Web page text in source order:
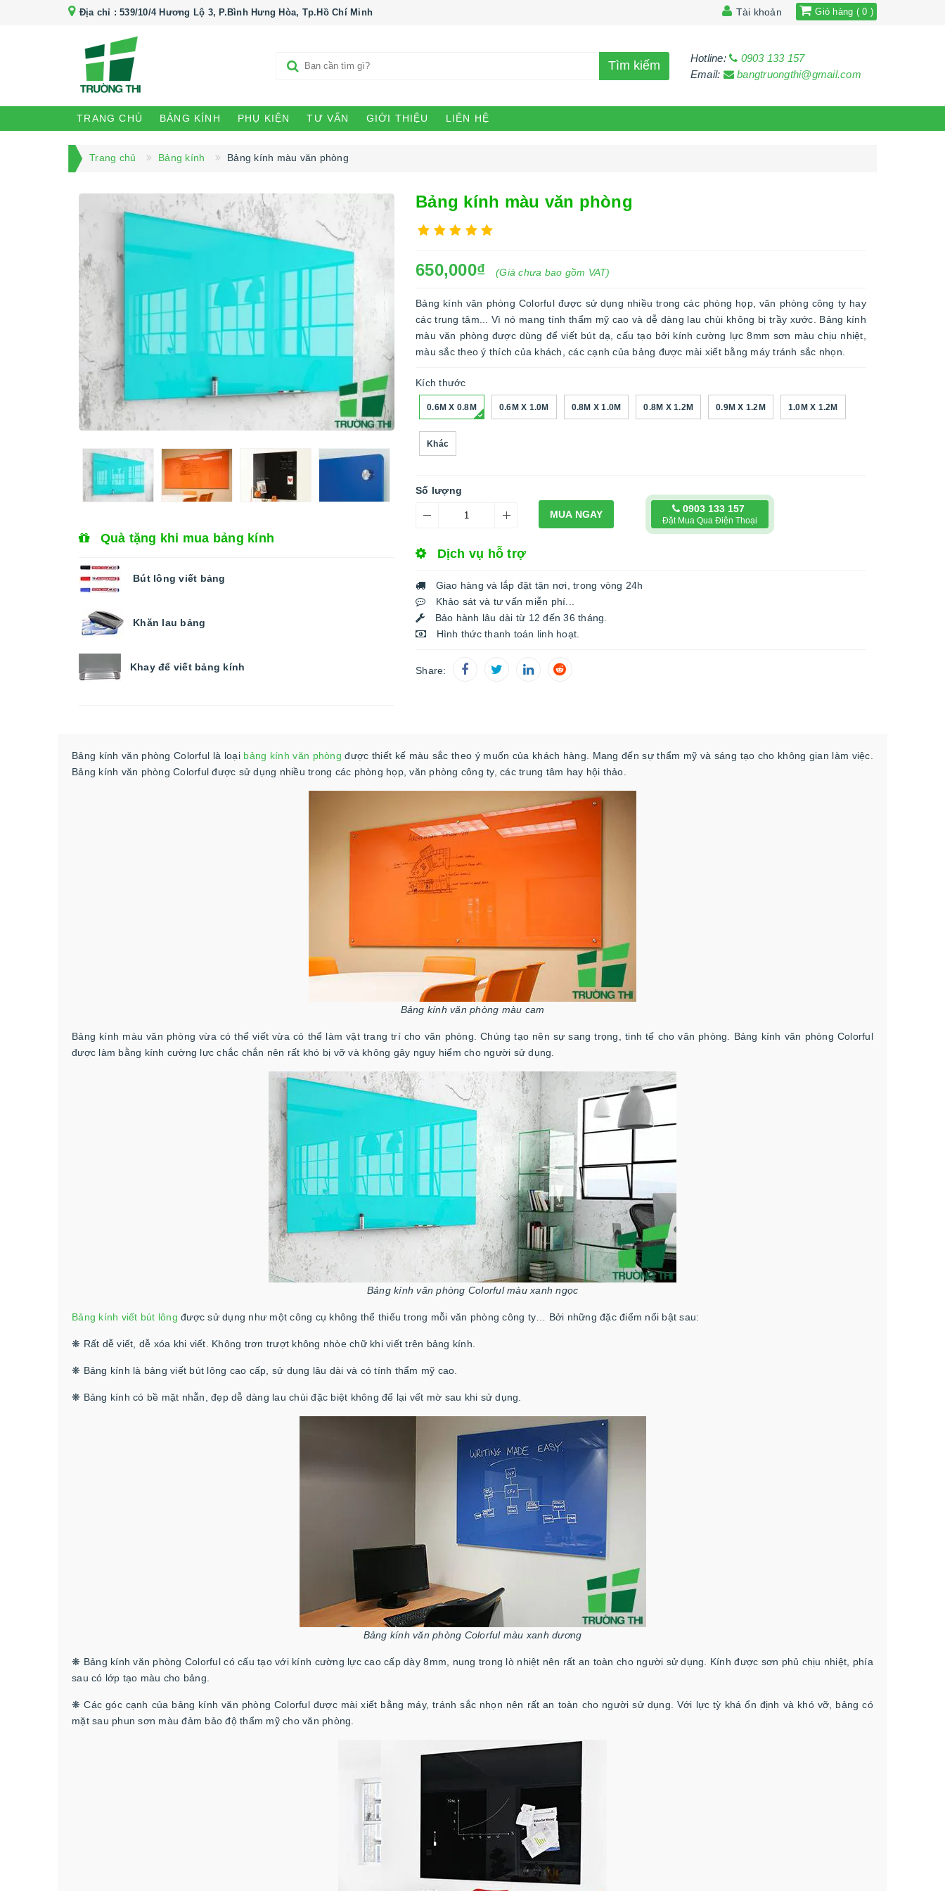
Địa chỉ :539/10/4 Hương Lộ 3, P.Bình Hưng Hòa, Tp.Hồ Chí Minh Tài khoản Giỏ hàng ( 0 )
Tìm kiếm
Hotline:
0903 133 157
Email:
bangtruongthi@gmail.com
TRANG CHỦ BẢNG KÍNH PHỤ KIỆN TƯ VẤN GIỚI THIỆU LIÊN HỆ
Trang chủ Bảng kính Bảng kính màu văn phòng
Quà tặng khi mua bảng kính
Bút lông viết bảng
Khăn lau bảng
Khay để viết bảng kính
Bảng kính màu văn phòng
650,000₫ (Giá chưa bao gồm VAT)
Bảng kính văn phòng Colorful được sử dụng nhiều trong các phòng họp, văn phòng công ty hay
các trung tâm... Vì nó mang tính thẩm mỹ cao và dễ dàng lau chùi không bị trầy xước. Bảng kính
màu văn phòng được dùng để viết bút dạ, cấu tạo bởi kính cường lực 8mm sơn màu chịu nhiệt,
màu sắc theo ý thích của khách, các cạnh của bảng được mài xiết bằng máy tránh sắc nhọn.
Kích thước
0.6M X 0.8M 0.6M X 1.0M 0.8M X 1.0M 0.8M X 1.2M 0.9M X 1.2M 1.0M X 1.2M
Khác
Số lượng
MUA NGAY 0903 133 157
Đặt Mua Qua Điện Thoại
Dịch vụ hỗ trợ
Giao hàng và lắp đặt tận nơi, trong vòng 24h
Khảo sát và tư vấn miễn phí...
Bảo hành lâu dài từ 12 đến 36 tháng.
Hình thức thanh toán linh hoạt.
Share:
Bảng kính văn phòng Colorful là loại bảng kính văn phòng được thiết kế màu sắc theo ý muốn của khách hàng. Mang đến sự thẩm mỹ và sáng tạo cho không gian làm việc.
Bảng kính văn phòng Colorful được sử dụng nhiều trong các phòng họp, văn phòng công ty, các trung tâm hay hội thảo.
Bảng kính văn phòng màu cam
Bảng kính màu văn phòng vừa có thể viết vừa có thể làm vật trang trí cho văn phòng. Chúng tạo nên sự sang trọng, tinh tế cho văn phòng. Bảng kính văn phòng Colorful
được làm bằng kính cường lực chắc chắn nên rất khó bị vỡ và không gây nguy hiểm cho người sử dụng.
Bảng kính văn phòng Colorful màu xanh ngọc
Bảng kính viết bút lông được sử dụng như một công cụ không thể thiếu trong mỗi văn phòng công ty… Bởi những đặc điểm nổi bật sau:
❋ Rất dễ viết, dễ xóa khi viết. Không trơn trượt không nhòe chữ khi viết trên bảng kính.
❋ Bảng kính là bảng viết bút lông cao cấp, sử dụng lâu dài và có tính thẩm mỹ cao.
❋ Bảng kính có bề mặt nhẵn, đẹp dễ dàng lau chùi đặc biệt không để lại vết mờ sau khi sử dụng.
Bảng kính văn phòng Colorful màu xanh dương
❋ Bảng kính văn phòng Colorful có cấu tạo với kính cường lực cao cấp dày 8mm, nung trong lò nhiệt nên rất an toàn cho người sử dụng. Kính được sơn phủ chịu nhiệt, phía
sau có lớp tạo màu cho bảng.
❋ Các góc cạnh của bảng kính văn phòng Colorful được mài xiết bằng máy, tránh sắc nhọn nên rất an toàn cho người sử dụng. Với lực tỳ khá ổn định và khó vỡ, bảng có
mặt sau phun sơn màu đảm bảo độ thẩm mỹ cho văn phòng.